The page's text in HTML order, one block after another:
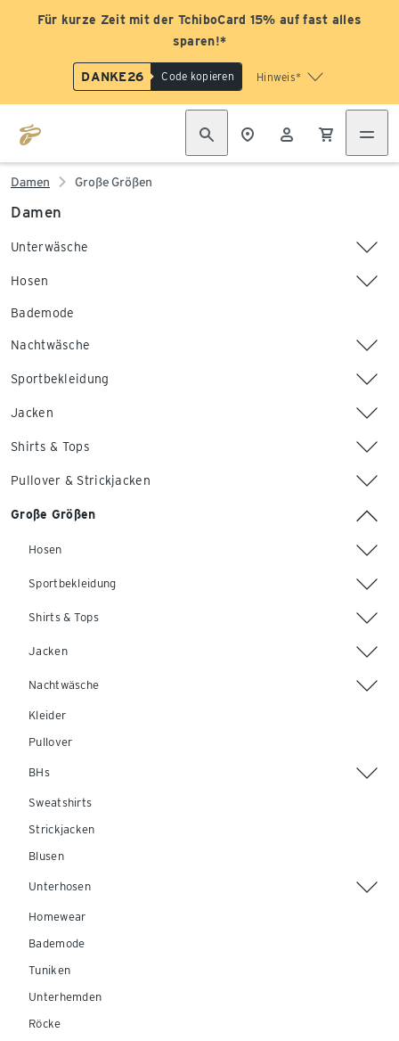
Für kurze Zeit mit der TchiboCard 15% auf fast alles
sparen!*
DANKE26 Code kopieren Hinweis*
Damen Große Größen
Damen
Unterwäsche
Hosen
Bademode
Nachtwäsche
Sportbekleidung
Jacken
Shirts & Tops
Pullover & Strickjacken
Große Größen
Hosen
Sportbekleidung
Shirts & Tops
Jacken
Nachtwäsche
Kleider
Pullover
BHs
Sweatshirts
Strickjacken
Blusen
Unterhosen
Homewear
Bademode
Tuniken
Unterhemden
Röcke